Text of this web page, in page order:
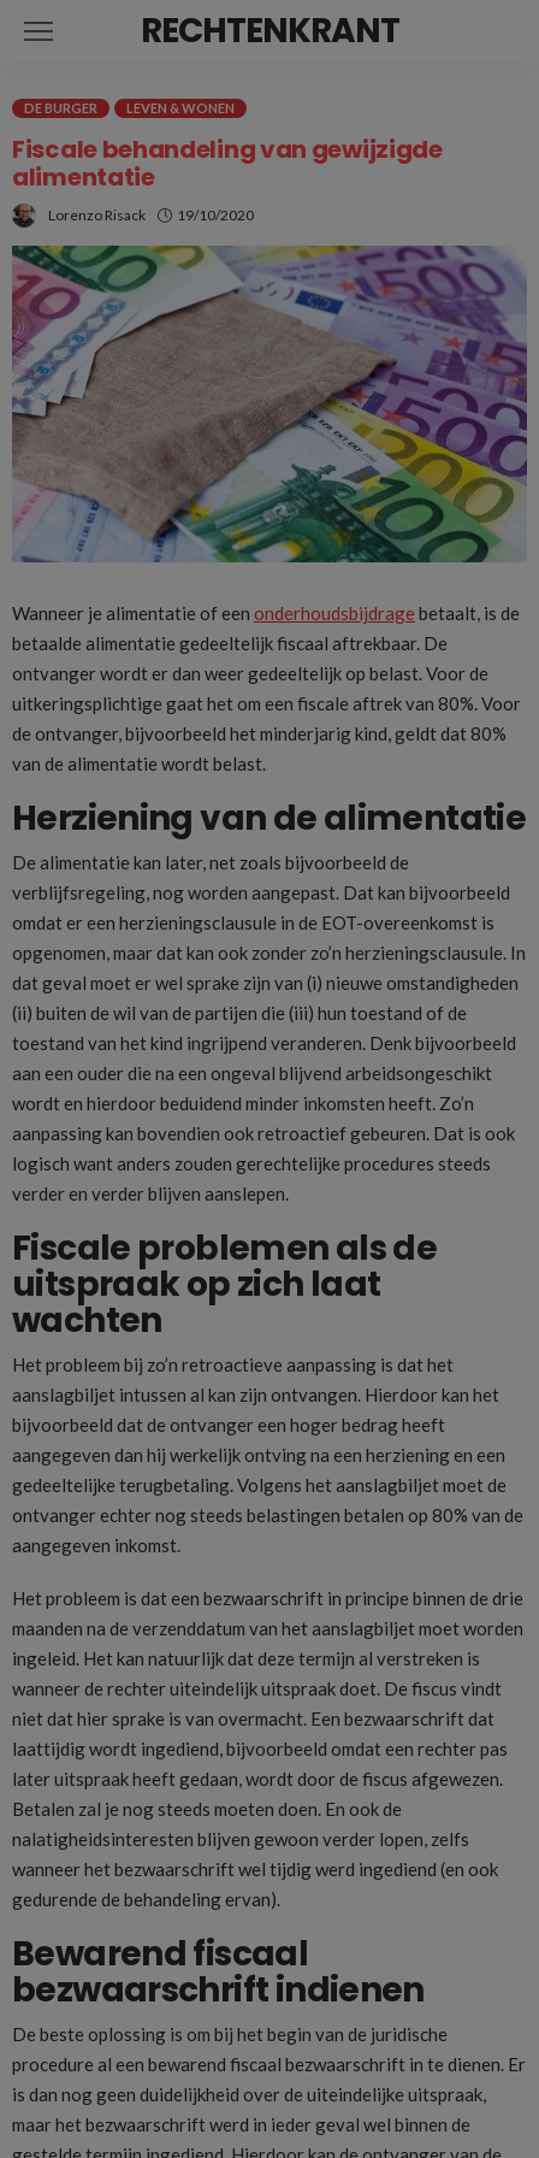
RECHTENKRANT
DE BURGER LEVEN & WONEN
Fiscale behandeling van gewijzigde
alimentatie
Lorenzo Risack 19/10/2020
Wanneer je alimentatie of een onderhoudsbijdrage betaalt, is de
betaalde alimentatie gedeeltelijk fiscaal aftrekbaar. De
ontvanger wordt er dan weer gedeeltelijk op belast. Voor de
uitkeringsplichtige gaat het om een fiscale aftrek van 80%. Voor
de ontvanger, bijvoorbeeld het minderjarig kind, geldt dat 80%
van de alimentatie wordt belast.
Herziening van de alimentatie
De alimentatie kan later, net zoals bijvoorbeeld de
verblijfsregeling, nog worden aangepast. Dat kan bijvoorbeeld
omdat er een herzieningsclausule in de EOT-overeenkomst is
opgenomen, maar dat kan ook zonder zo’n herzieningsclausule. In
dat geval moet er wel sprake zijn van (i) nieuwe omstandigheden
(ii) buiten de wil van de partijen die (iii) hun toestand of de
toestand van het kind ingrijpend veranderen. Denk bijvoorbeeld
aan een ouder die na een ongeval blijvend arbeidsongeschikt
wordt en hierdoor beduidend minder inkomsten heeft. Zo’n
aanpassing kan bovendien ook retroactief gebeuren. Dat is ook
logisch want anders zouden gerechtelijke procedures steeds
verder en verder blijven aanslepen.
Fiscale problemen als de
uitspraak op zich laat
wachten
Het probleem bij zo’n retroactieve aanpassing is dat het
aanslagbiljet intussen al kan zijn ontvangen. Hierdoor kan het
bijvoorbeeld dat de ontvanger een hoger bedrag heeft
aangegeven dan hij werkelijk ontving na een herziening en een
gedeeltelijke terugbetaling. Volgens het aanslagbiljet moet de
ontvanger echter nog steeds belastingen betalen op 80% van de
aangegeven inkomst.
Het probleem is dat een bezwaarschrift in principe binnen de drie
maanden na de verzenddatum van het aanslagbiljet moet worden
ingeleid. Het kan natuurlijk dat deze termijn al verstreken is
wanneer de rechter uiteindelijk uitspraak doet. De fiscus vindt
niet dat hier sprake is van overmacht. Een bezwaarschrift dat
laattijdig wordt ingediend, bijvoorbeeld omdat een rechter pas
later uitspraak heeft gedaan, wordt door de fiscus afgewezen.
Betalen zal je nog steeds moeten doen. En ook de
nalatigheidsinteresten blijven gewoon verder lopen, zelfs
wanneer het bezwaarschrift wel tijdig werd ingediend (en ook
gedurende de behandeling ervan).
Bewarend fiscaal
bezwaarschrift indienen
De beste oplossing is om bij het begin van de juridische
procedure al een bewarend fiscaal bezwaarschrift in te dienen. Er
is dan nog geen duidelijkheid over de uiteindelijke uitspraak,
maar het bezwaarschrift werd in ieder geval wel binnen de